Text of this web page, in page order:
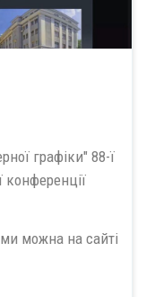
графіки" 88-ї
конференції
можна на сайті